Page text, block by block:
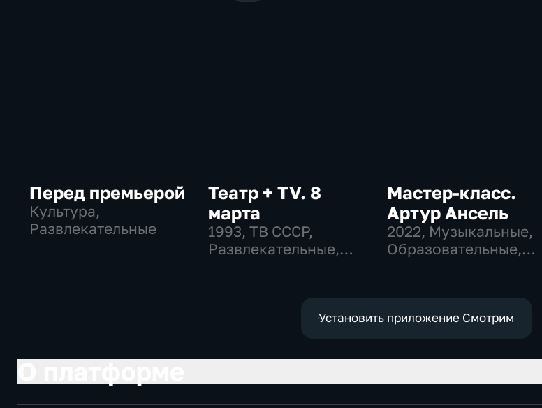
Перед премьерой
Культура,
Развлекательные
Театр + TV. 8
марта
1993, ТВ СССР,
Развлекательные,
Мастер-класс.
Артур Ансель
2022, Музыкальные,
Образовательные,
Установить приложение Смотрим